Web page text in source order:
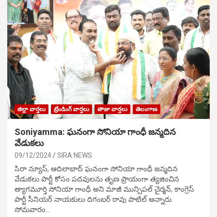
జిల్లా వార్తలు ట్రేండింగ్ వార్తలు తాజా వార్తలు తెలంగాణ
Soniyamma: ఘ‌నంగా సోనియా గాంధీ జ‌న్మ‌దిన
వేడుక‌లు
09/12/2024 SIRA NEWS
సిరా న్యూస్, ఆదిలాబాద్ ఘ‌నంగా సోనియా గాంధీ జ‌న్మ‌దిన
వేడుక‌లు పార్టీ కోసం ప‌ద‌వుల‌ను తృణ ప్రాయంగా త్య‌జించిన
త్యాగమూర్తి సోనియా గాంధీ అని మాజీ మున్సిప‌ల్ చైర్మ‌న్, కాంగ్రెస్
పార్టీ సీనియ‌ర్ నాయ‌కులు దిగంబ‌ర్ రావు పాటిల్ అన్నారు.
సోమవారం…